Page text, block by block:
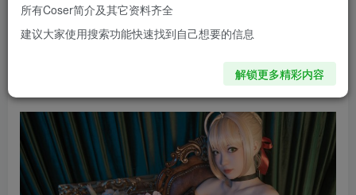
张清秀的脸蛋和呼之欲出的“灵魂”，让无数宅男们血脉喷
张，疯狂打call！
所有Coser简介及其它资料齐全
建议大家使用搜索功能快速找到自己想要的信息
解锁更多精彩内容